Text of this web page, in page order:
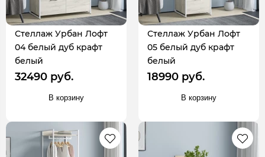
Стеллаж Урбан Лофт
04 белый дуб крафт
белый
32490 руб.
В корзину
Стеллаж Урбан Лофт
05 белый дуб крафт
белый
18990 руб.
В корзину